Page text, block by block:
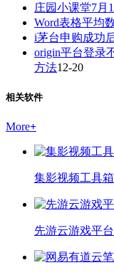
庄园小课堂7月
Word表格平均
i茅台申购成功
origin平台登录
方法12-20
相关软件
More+
集影视频工具
先游云游戏平